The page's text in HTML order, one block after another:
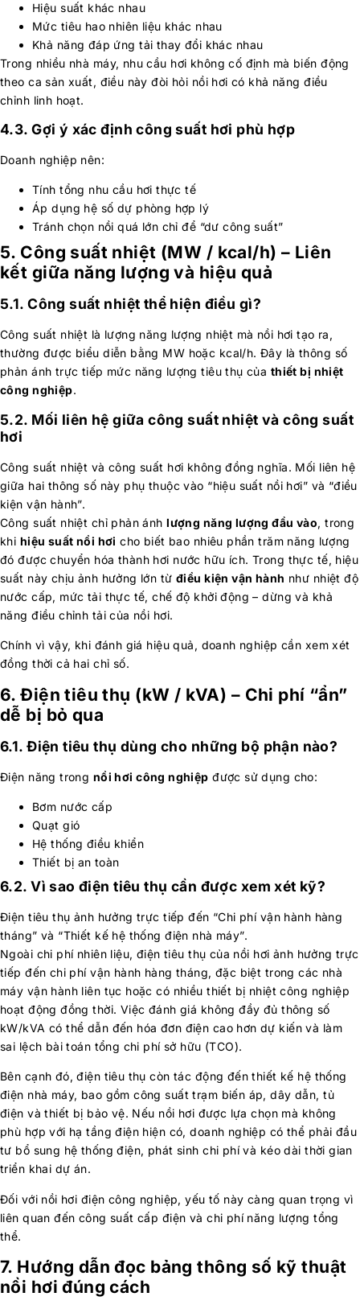
Hiệu suất khác nhau
Mức tiêu hao nhiên liệu khác nhau
Khả năng đáp ứng tải thay đổi khác nhau
Trong nhiều nhà máy, nhu cầu hơi không cố định mà biến động
theo ca sản xuất, điều này đòi hỏi nồi hơi có khả năng điều
chỉnh linh hoạt.
4.3. Gợi ý xác định công suất hơi phù hợp
Doanh nghiệp nên:
Tính tổng nhu cầu hơi thực tế
Áp dụng hệ số dự phòng hợp lý
Tránh chọn nồi quá lớn chỉ để “dư công suất”
5. Công suất nhiệt (MW / kcal/h) – Liên
kết giữa năng lượng và hiệu quả
5.1. Công suất nhiệt thể hiện điều gì?
Công suất nhiệt là lượng năng lượng nhiệt mà nồi hơi tạo ra,
thường được biểu diễn bằng MW hoặc kcal/h. Đây là thông số
phản ánh trực tiếp mức năng lượng tiêu thụ của thiết bị nhiệt
công nghiệp.
5.2. Mối liên hệ giữa công suất nhiệt và công suất
hơi
Công suất nhiệt và công suất hơi không đồng nghĩa. Mối liên hệ
giữa hai thông số này phụ thuộc vào “hiệu suất nồi hơi” và “điều
kiện vận hành”.
Công suất nhiệt chỉ phản ánhlượng năng lượng đầu vào, trong
khi hiệu suất nồi hơi cho biết bao nhiêu phần trăm năng lượng
đó được chuyển hóa thành hơi nước hữu ích. Trong thực tế, hiệu
suất này chịu ảnh hưởng lớn từđiều kiện vận hành như nhiệt độ
nước cấp, mức tải thực tế, chế độ khởi động – dừng và khả
năng điều chỉnh tải của nồi hơi.
Chính vì vậy, khi đánh giá hiệu quả, doanh nghiệp cần xem xét
đồng thời cả hai chỉ số.
6. Điện tiêu thụ (kW / kVA) – Chi phí “ẩn”
dễ bị bỏ qua
6.1. Điện tiêu thụ dùng cho những bộ phận nào?
Điện năng trong nồi hơi công nghiệp được sử dụng cho:
Bơm nước cấp
Quạt gió
Hệ thống điều khiển
Thiết bị an toàn
6.2. Vì sao điện tiêu thụ cần được xem xét kỹ?
Điện tiêu thụ ảnh hưởng trực tiếp đến “Chi phí vận hành hàng
tháng” và “Thiết kế hệ thống điện nhà máy”.
Ngoài chi phí nhiên liệu, điện tiêu thụ của nồi hơi ảnh hưởng trực
tiếp đến chi phí vận hành hàng tháng, đặc biệt trong các nhà
máy vận hành liên tục hoặc có nhiều thiết bị nhiệt công nghiệp
hoạt động đồng thời. Việc đánh giá không đầy đủ thông số
kW/kVA có thể dẫn đến hóa đơn điện cao hơn dự kiến và làm
sai lệch bài toán tổng chi phí sở hữu (TCO).
Bên cạnh đó, điện tiêu thụ còn tác động đến thiết kế hệ thống
điện nhà máy, bao gồm công suất trạm biến áp, dây dẫn, tủ
điện và thiết bị bảo vệ. Nếu nồi hơi được lựa chọn mà không
phù hợp với hạ tầng điện hiện có, doanh nghiệp có thể phải đầu
tư bổ sung hệ thống điện, phát sinh chi phí và kéo dài thời gian
triển khai dự án.
Đối với nồi hơi điện công nghiệp, yếu tố này càng quan trọng vì
liên quan đến công suất cấp điện và chi phí năng lượng tổng
thể.
7. Hướng dẫn đọc bảng thông số kỹ thuật
nồi hơi đúng cách